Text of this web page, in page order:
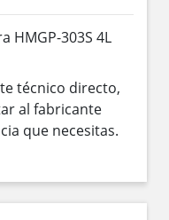
HMGP-303S 4L
técnico directo,
al fabricante
que necesitas.